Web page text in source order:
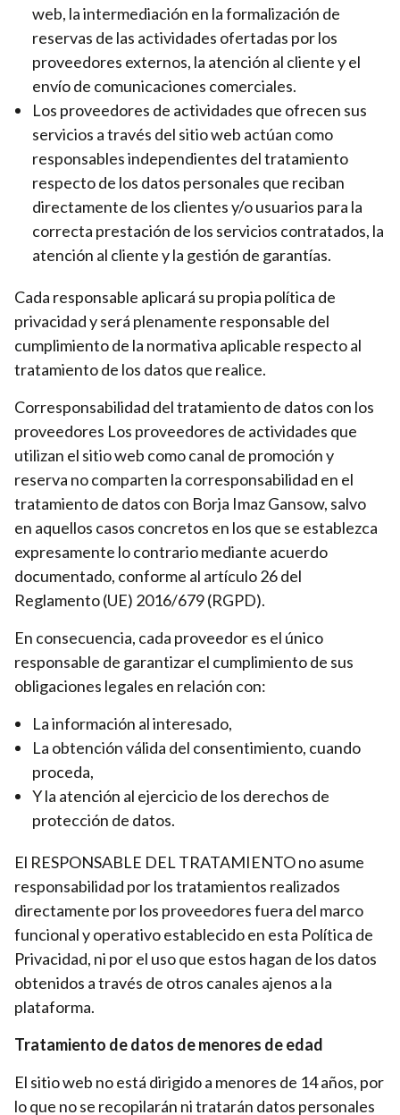
web, la intermediación en la formalización de
reservas de las actividades ofertadas por los
proveedores externos, la atención al cliente y el
envío de comunicaciones comerciales.
Los proveedores de actividades que ofrecen sus
servicios a través del sitio web actúan como
responsables independientes del tratamiento
respecto de los datos personales que reciban
directamente de los clientes y/o usuarios para la
correcta prestación de los servicios contratados, la
atención al cliente y la gestión de garantías.
Cada responsable aplicará su propia política de
privacidad y será plenamente responsable del
cumplimiento de la normativa aplicable respecto al
tratamiento de los datos que realice.
Corresponsabilidad del tratamiento de datos con los
proveedores Los proveedores de actividades que
utilizan el sitio web como canal de promoción y
reserva no comparten la corresponsabilidad en el
tratamiento de datos con Borja Imaz Gansow, salvo
en aquellos casos concretos en los que se establezca
expresamente lo contrario mediante acuerdo
documentado, conforme al artículo 26 del
Reglamento (UE) 2016/679 (RGPD).
En consecuencia, cada proveedor es el único
responsable de garantizar el cumplimiento de sus
obligaciones legales en relación con:
La información al interesado,
La obtención válida del consentimiento, cuando
proceda,
Y la atención al ejercicio de los derechos de
protección de datos.
El RESPONSABLE DEL TRATAMIENTO no asume
responsabilidad por los tratamientos realizados
directamente por los proveedores fuera del marco
funcional y operativo establecido en esta Política de
Privacidad, ni por el uso que estos hagan de los datos
obtenidos a través de otros canales ajenos a la
plataforma.
Tratamiento de datos de menores de edad
El sitio web no está dirigido a menores de 14 años, por
lo que no se recopilarán ni tratarán datos personales